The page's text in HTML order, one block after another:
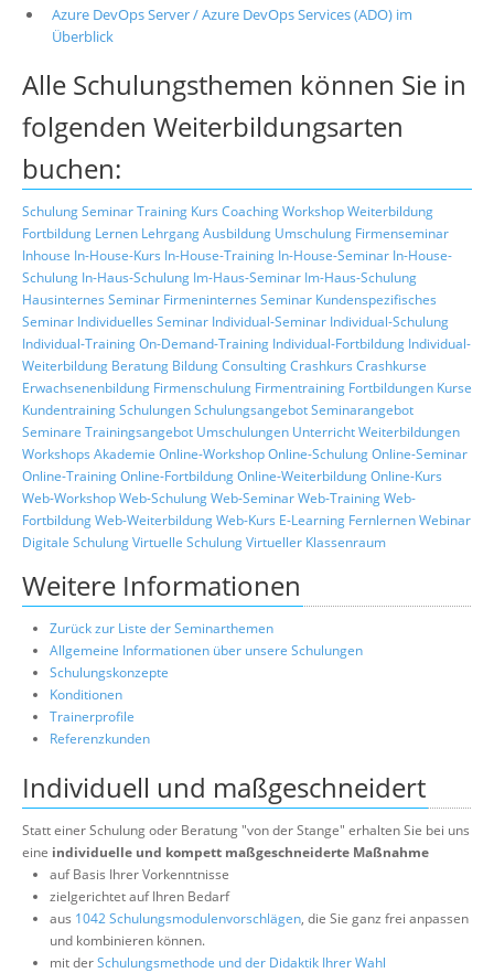
Azure DevOps Server / Azure DevOps Services (ADO) im
Überblick
Alle Schulungsthemen können Sie in
folgenden Weiterbildungsarten
buchen:
SchulungSeminarTraining Kurs CoachingWorkshopWeiterbildung
Fortbildung Lernen LehrgangAusbildung Umschulung Firmenseminar
Inhouse In-House-Kurs In-House-Training In-House-Seminar In-House-
Schulung In-Haus-Schulung Im-Haus-Seminar Im-Haus-Schulung
Hausinternes Seminar Firmeninternes Seminar Kundenspezifisches
Seminar Individuelles Seminar Individual-Seminar Individual-Schulung
Individual-TrainingOn-Demand-Training Individual-Fortbildung Individual-
Weiterbildung Beratung BildungConsultingCrashkurs Crashkurse
Erwachsenenbildung Firmenschulung Firmentraining Fortbildungen Kurse
KundentrainingSchulungenSchulungsangebotSeminarangebot
Seminare Trainingsangebot Umschulungen UnterrichtWeiterbildungen
Workshops Akademie Online-WorkshopOnline-SchulungOnline-Seminar
Online-TrainingOnline-FortbildungOnline-WeiterbildungOnline-Kurs
Web-WorkshopWeb-SchulungWeb-SeminarWeb-TrainingWeb-
FortbildungWeb-WeiterbildungWeb-Kurs E-Learning FernlernenWebinar
Digitale SchulungVirtuelle SchulungVirtueller Klassenraum
Weitere Informationen
Zurück zur Liste der Seminarthemen
Allgemeine Informationen über unsere Schulungen
Schulungskonzepte
Konditionen
Trainerprofile
Referenzkunden
Individuell und maßgeschneidert
Statt einer Schulung oder Beratung "von der Stange" erhalten Sie bei uns
eine individuelle und kompett maßgeschneiderte Maßnahme
auf Basis Ihrer Vorkenntnisse
zielgerichtet auf Ihren Bedarf
aus 1042 Schulungsmodulenvorschlägen, die Sie ganz frei anpassen
und kombinieren können.
mit derSchulungsmethode und der Didaktik Ihrer Wahl